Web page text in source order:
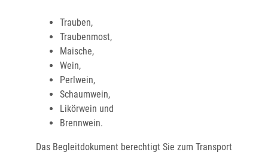
Trauben,
Traubenmost,
Maische,
Wein,
Perlwein,
Schaumwein,
Likörwein und
Brennwein.
Das Begleitdokument berechtigt Sie zum Transport